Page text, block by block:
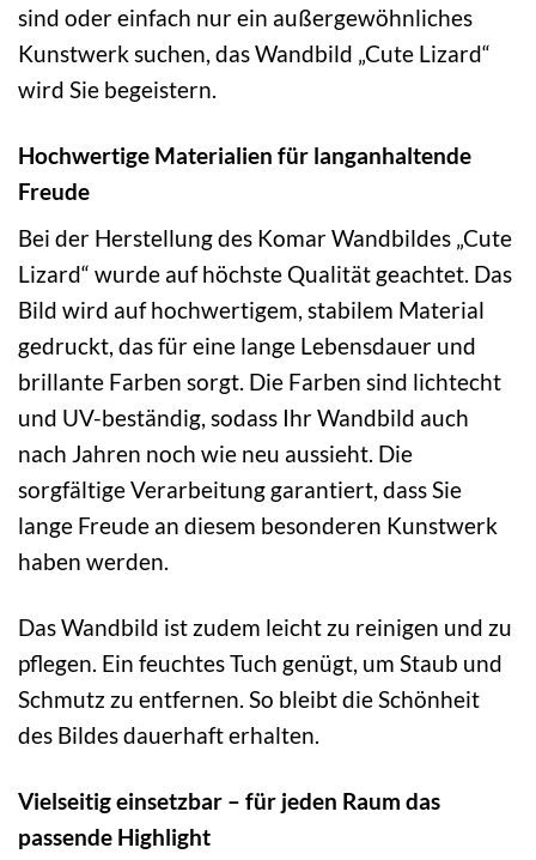
sind oder einfach nur ein außergewöhnliches
Kunstwerk suchen, das Wandbild „Cute Lizard“
wird Sie begeistern.
Hochwertige Materialien für langanhaltende
Freude
Bei der Herstellung des Komar Wandbildes „Cute
Lizard“ wurde auf höchste Qualität geachtet. Das
Bild wird auf hochwertigem, stabilem Material
gedruckt, das für eine lange Lebensdauer und
brillante Farben sorgt. Die Farben sind lichtecht
und UV-beständig, sodass Ihr Wandbild auch
nach Jahren noch wie neu aussieht. Die
sorgfältige Verarbeitung garantiert, dass Sie
lange Freude an diesem besonderen Kunstwerk
haben werden.
Das Wandbild ist zudem leicht zu reinigen und zu
pflegen. Ein feuchtes Tuch genügt, um Staub und
Schmutz zu entfernen. So bleibt die Schönheit
des Bildes dauerhaft erhalten.
Vielseitig einsetzbar – für jeden Raum das
passende Highlight